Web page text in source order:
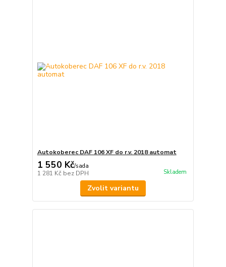
Autokoberec DAF 106 XF do r.v. 2018 automat
1 550 Kč/sada
1 281 Kč bez DPH Skladem
Zvolit variantu